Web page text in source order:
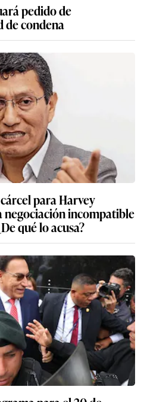
pedido de
y nulidad de condena
para Harvey
incompatible
qué lo acusa?